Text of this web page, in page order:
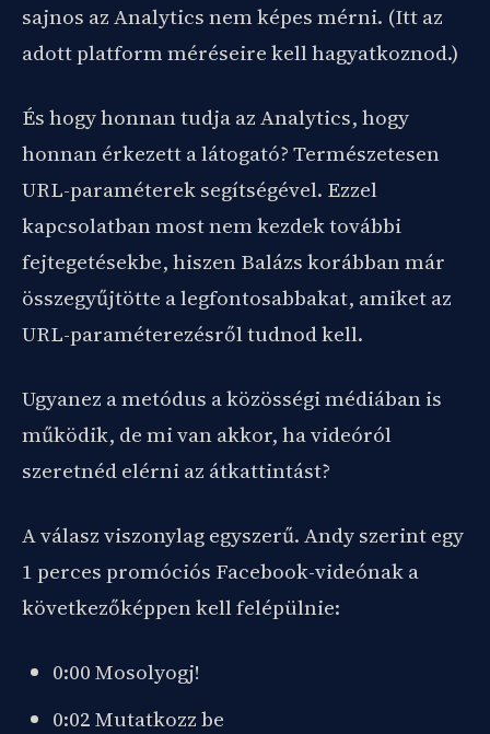
sajnos az Analytics nem képes mérni. (Itt az
adott platform méréseire kell hagyatkoznod.)
És hogy honnan tudja az Analytics, hogy
honnan érkezett a látogató? Természetesen
URL-paraméterek segítségével. Ezzel
kapcsolatban most nem kezdek további
fejtegetésekbe, hiszen Balázs korábban már
összegyűjtötte a legfontosabbakat, amiket az
URL-paraméterezésről tudnod kell.
Ugyanez a metódus a közösségi médiában is
működik, de mi van akkor, ha videóról
szeretnéd elérni az átkattintást?
A válasz viszonylag egyszerű. Andy szerint egy
1 perces promóciós Facebook-videónak a
következőképpen kell felépülnie:
0:00 Mosolyogj!
0:02 Mutatkozz be